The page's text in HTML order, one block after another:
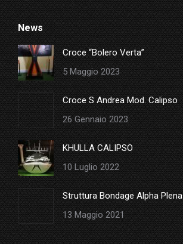
page
opens
in
new
window
News
Croce “Bolero Verta”
5 Maggio 2023
Croce S Andrea Mod. Calipso
26 Gennaio 2023
KHULLA CALIPSO
10 Luglio 2022
Struttura Bondage Alpha Plena
13 Maggio 2021